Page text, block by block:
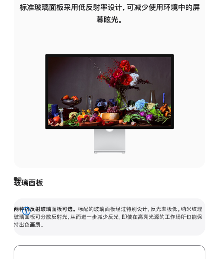
标准玻璃面板采用低反射率设计，可减少使用环境中的屏
幕眩光。
玻璃面板
两种抗反射玻璃面板可选。 标配的玻璃面板经过特别设计，反光率极低。纳米纹理
玻璃面板可分散反射光，从而进一步减少反光，即使在高亮光源的工作场所也能保
持出色画质。
展
开